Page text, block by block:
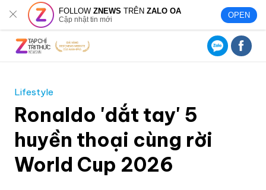
FOLLOWZNEWS TRÊNZALO OA
Cập nhật tin mới OPEN
Lifestyle
Ronaldo 'dắt tay' 5
huyền thoại cùng rời
World Cup 2026